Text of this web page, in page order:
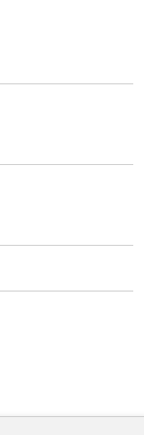
・火曜日 ※除く祝
に応じ変更する場合がございます